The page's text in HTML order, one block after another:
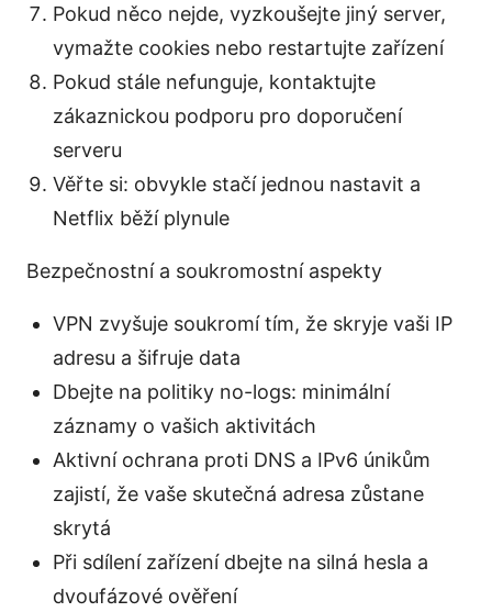
Pokud něco nejde, vyzkoušejte jiný server,
vymažte cookies nebo restartujte zařízení
Pokud stále nefunguje, kontaktujte
zákaznickou podporu pro doporučení
serveru
Věřte si: obvykle stačí jednou nastavit a
Netflix běží plynule
Bezpečnostní a soukromostní aspekty
VPN zvyšuje soukromí tím, že skryje vaši IP
adresu a šifruje data
Dbejte na politiky no-logs: minimální
záznamy o vašich aktivitách
Aktivní ochrana proti DNS a IPv6 únikům
zajistí, že vaše skutečná adresa zůstane
skrytá
Při sdílení zařízení dbejte na silná hesla a
dvoufázové ověření